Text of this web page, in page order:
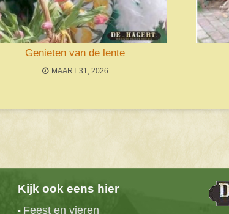
Genieten van de lente
MAART 31, 2026
Kijk ook eens hier
• Feest en vieren